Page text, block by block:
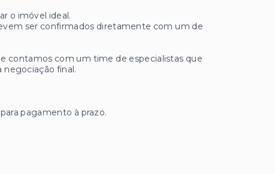
o imóvel ideal.
ser confirmados diretamente com um de
contamos com um time de especialistas que
final.
pagamento à prazo.